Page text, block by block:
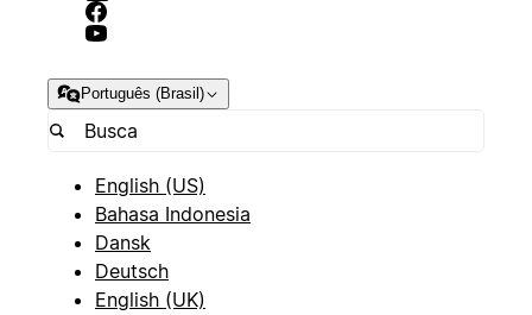
Português (Brasil)
English (US)
Bahasa Indonesia
Dansk
Deutsch
English (UK)